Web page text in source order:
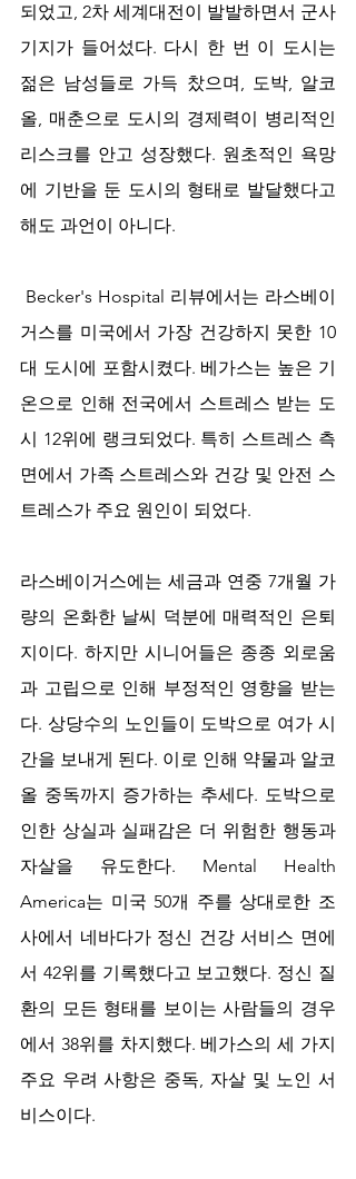
되었고, 2차 세계대전이 발발하면서 군사
기지가 들어섰다. 다시 한 번 이 도시는
젊은 남성들로 가득 찼으며, 도박, 알코
올, 매춘으로 도시의 경제력이 병리적인
리스크를 안고 성장했다. 원초적인 욕망
에 기반을 둔 도시의 형태로 발달했다고
해도 과언이 아니다.
Becker's Hospital 리뷰에서는 라스베이
거스를 미국에서 가장 건강하지 못한 10
대 도시에 포함시켰다. 베가스는 높은 기
온으로 인해 전국에서 스트레스 받는 도
시 12위에 랭크되었다. 특히 스트레스 측
면에서 가족 스트레스와 건강 및 안전 스
트레스가 주요 원인이 되었다.
라스베이거스에는 세금과 연중 7개월 가
량의 온화한 날씨 덕분에 매력적인 은퇴
지이다. 하지만 시니어들은 종종 외로움
과 고립으로 인해 부정적인 영향을 받는
다. 상당수의 노인들이 도박으로 여가 시
간을 보내게 된다. 이로 인해 약물과 알코
올 중독까지 증가하는 추세다. 도박으로
인한 상실과 실패감은 더 위험한 행동과
자살을 유도한다. Mental Health
America는 미국 50개 주를 상대로한 조
사에서 네바다가 정신 건강 서비스 면에
서 42위를 기록했다고 보고했다. 정신 질
환의 모든 형태를 보이는 사람들의 경우
에서 38위를 차지했다. 베가스의 세 가지
주요 우려 사항은 중독, 자살 및 노인 서
비스이다.